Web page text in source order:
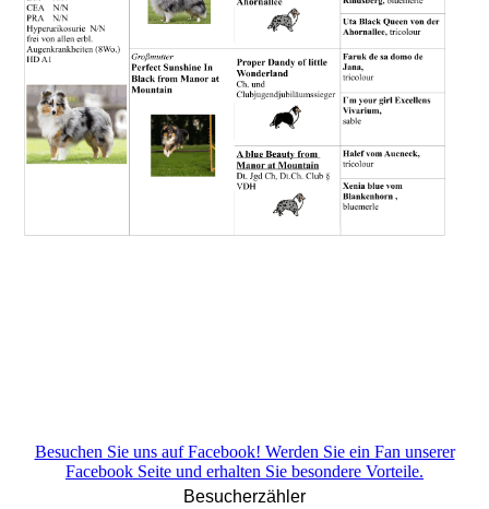
Besuchen Sie uns auf Facebook! Werden Sie ein Fan unserer
Facebook Seite und erhalten Sie besondere Vorteile.
Besucherzähler